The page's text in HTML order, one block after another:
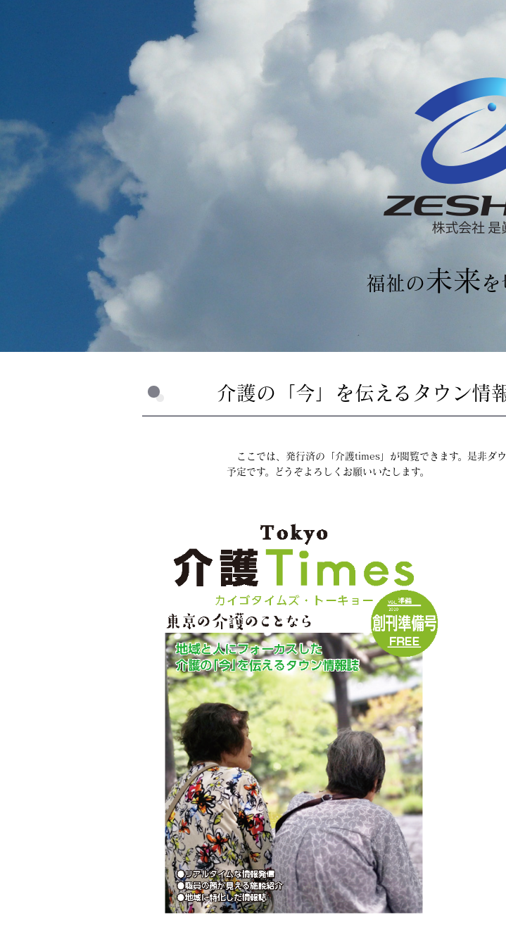
福祉の未来 を
介護の「今」を伝えるタウン情
ここでは、発行済の「介護times」が閲覧できます。是非ダ
予定です。どうぞよろしくお願いいたします。